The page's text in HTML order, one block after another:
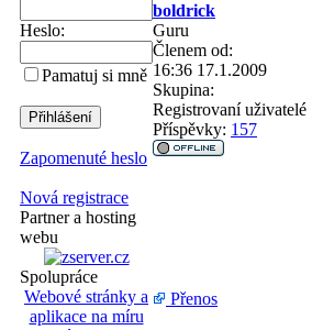
Heslo:
Pamatuj si mně
Zapomenuté heslo
Nová registrace
Partner a hosting
webu
Spolupráce
Webové stránky a
aplikace na míru
boldrick
Guru
Členem od:
16:36 17.1.2009
Skupina:
Registrovaní uživatelé
Příspěvky: 157
Přenos